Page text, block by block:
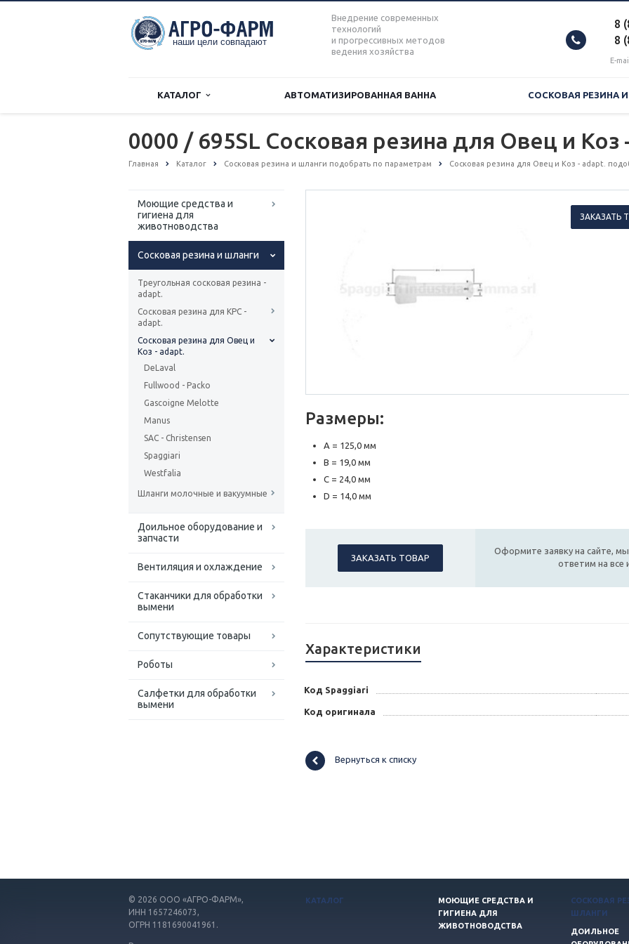
Внедрение современных
технологий
и прогрессивных методов
ведения хозяйства
8
8
E-
КАТАЛОГ АВТОМАТИЗИРОВАННАЯ ВАННА СОСКОВАЯ РЕЗИНА
0000 / 695SL Сосковая резина для Овец и Коз
Главная Каталог Сосковая резина и шланги подобрать по параметрам Сосковая резина для Овец и Коз - adapt.
Моющие средства и
гигиена для
животноводства
Сосковая резина и шланги
Треугольная сосковая резина -
adapt.
Сосковая резина для КРС -
adapt.
Сосковая резина для Овец и
Коз - adapt.
DeLaval
Fullwood - Packo
Gascoigne Melotte
Manus
SAC - Christensen
Spaggiari
Westfalia
Шланги молочные и вакуумные
Доильное оборудование и
запчасти
Вентиляция и охлаждение
Стаканчики для обработки
вымени
Сопутствующие товары
Роботы
Салфетки для обработки
вымени
ЗАКАЗАТЬ
Размеры:
A = 125,0 мм
B = 19,0 мм
C = 24,0 мм
D = 14,0 мм
ЗАКАЗАТЬ ТОВАР
Оформите заявку на сайте,
ответим на все
Характеристики
Код Spaggiari
Код оригинала
Вернуться к списку
© 2026 ООО «АГРО-ФАРМ»,
ИНН 1657246073,
ОГРН 1181690041961.
КАТАЛОГ
МОЮЩИЕ СРЕДСТВА И
ГИГИЕНА ДЛЯ
ЖИВОТНОВОДСТВА
СОСКОВАЯ
ШЛАНГИ
ДОИЛЬНОЕ